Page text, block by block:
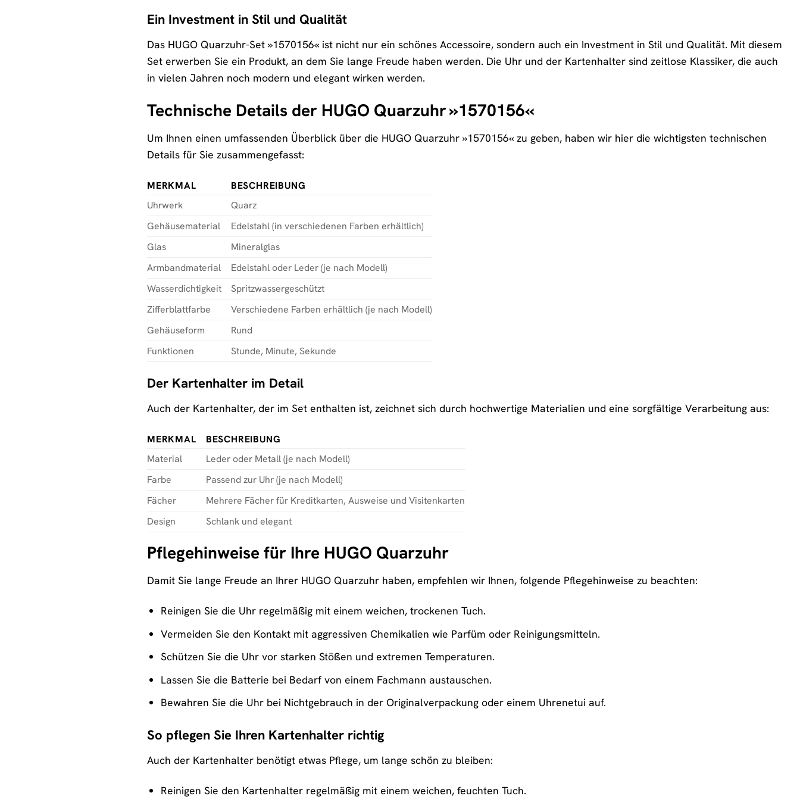
Ein Investment in Stil und Qualität
Das HUGO Quarzuhr-Set »1570156« ist nicht nur ein schönes Accessoire, sondern auch ein Investment in Stil und Qualität. Mit diesem
Set erwerben Sie ein Produkt, an dem Sie lange Freude haben werden. Die Uhr und der Kartenhalter sind zeitlose Klassiker, die auch
in vielen Jahren noch modern und elegant wirken werden.
Technische Details der HUGO Quarzuhr »1570156«
Um Ihnen einen umfassenden Überblick über die HUGO Quarzuhr »1570156« zu geben, haben wir hier die wichtigsten technischen
Details für Sie zusammengefasst:
MERKMAL
BESCHREIBUNG
Uhrwerk
Quarz
Gehäusematerial
Edelstahl (in verschiedenen Farben erhältlich)
Glas
Mineralglas
Armbandmaterial
Edelstahl oder Leder (je nach Modell)
Wasserdichtigkeit
Spritzwassergeschützt
Zifferblattfarbe
Verschiedene Farben erhältlich (je nach Modell)
Gehäuseform
Rund
Funktionen
Stunde, Minute, Sekunde
Der Kartenhalter im Detail
Auch der Kartenhalter, der im Set enthalten ist, zeichnet sich durch hochwertige Materialien und eine sorgfältige Verarbeitung aus:
MERKMAL
BESCHREIBUNG
Material
Leder oder Metall (je nach Modell)
Farbe
Passend zur Uhr (je nach Modell)
Fächer
Mehrere Fächer für Kreditkarten, Ausweise und Visitenkarten
Design
Schlank und elegant
Pflegehinweise für Ihre HUGO Quarzuhr
Damit Sie lange Freude an Ihrer HUGO Quarzuhr haben, empfehlen wir Ihnen, folgende Pflegehinweise zu beachten:
Reinigen Sie die Uhr regelmäßig mit einem weichen, trockenen Tuch.
Vermeiden Sie den Kontakt mit aggressiven Chemikalien wie Parfüm oder Reinigungsmitteln.
Schützen Sie die Uhr vor starken Stößen und extremen Temperaturen.
Lassen Sie die Batterie bei Bedarf von einem Fachmann austauschen.
Bewahren Sie die Uhr bei Nichtgebrauch in der Originalverpackung oder einem Uhrenetui auf.
So pflegen Sie Ihren Kartenhalter richtig
Auch der Kartenhalter benötigt etwas Pflege, um lange schön zu bleiben:
Reinigen Sie den Kartenhalter regelmäßig mit einem weichen, feuchten Tuch.